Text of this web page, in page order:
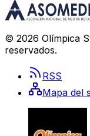
© 2026 Olímpica
reservados.
RSS
Mapa del